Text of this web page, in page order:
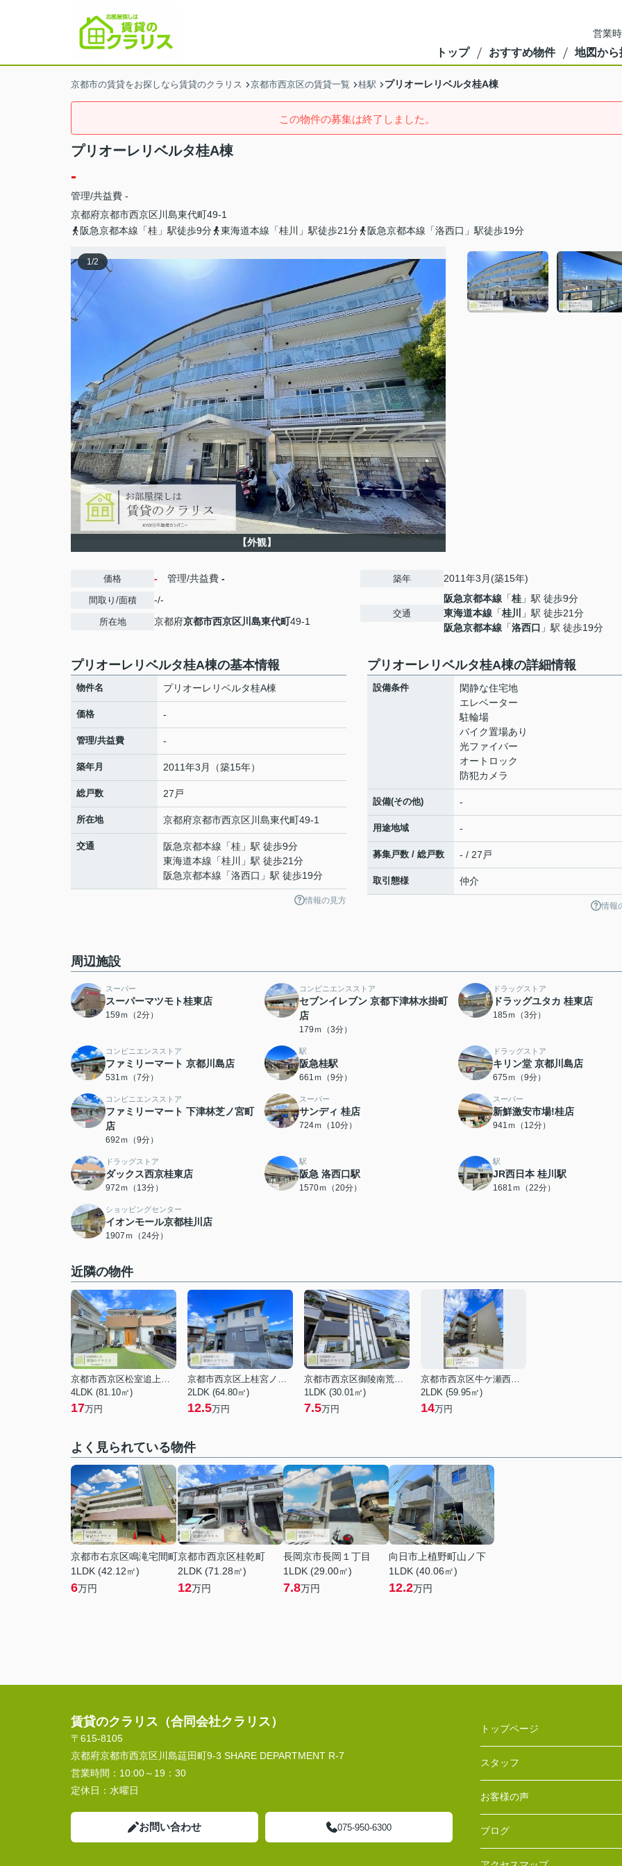
営業
トップ おすすめ物件 地図から
京都市の賃貸をお探しなら賃貸のクラリス 京都市西京区の賃貸一覧 桂駅 プリオーレリベルタ桂A棟
この物件の募集は終了しました。
プリオーレリベルタ桂A棟
-
管理/共益費 -
京都府京都市西京区川島東代町49-1
阪急京都本線「桂」駅徒歩9分
東海道本線「桂川」駅徒歩21分 阪急京都本線「洛西口」駅徒歩19分
1/2
【外観】
価格 - 管理/共益費 -
間取り/面積 -/-
所在地 京都府京都市西京区川島東代町49-1
築年 2011年3月(築15年)
交通
阪急京都本線 「桂 」駅 徒歩9分
東海道本線 「桂川
」駅 徒歩21分
阪急京都本線 「洛西口 」駅 徒歩19分
プリオーレリベルタ桂A棟の基本情報
物件名 プリオーレリベルタ桂A棟
価格 -
管理/共益費 -
築年月 2011年3月（築15年）
総戸数 27戸
所在地 京都府京都市西京区川島東代町49-1
交通 阪急京都本線 「桂 」駅 徒歩9分
東海道本線 「桂川
」駅 徒歩21分
阪急京都本線 「洛西口 」駅 徒歩19分
情報の見方
プリオーレリベルタ桂A棟の詳細情報
設備条件
閑静な住宅地
エレベーター
駐輪場
バイク置場あり
光ファイバー
オートロック
防犯カメラ
設備(その他) -
用途地域 -
募集戸数 / 総戸数 - / 27戸
取引態様 仲介
情報
周辺施設
スーパー
スーパーマツモト桂東店
159ｍ（2分）
コンビニエンスストア
セブンイレブン 京都下津林水掛町
店
179ｍ（3分）
ドラッグストア
ドラッグユタカ 桂東店
185ｍ（3分）
コンビニエンスストア
ファミリーマート 京都川島店
531ｍ（7分）
駅
阪急桂駅
661ｍ（9分）
ドラッグストア
キリン堂 京都川島店
675ｍ（9分）
コンビニエンスストア
ファミリーマート 下津林芝ノ宮町
店
692ｍ（9分）
スーパー
サンディ 桂店
724ｍ（10分）
スーパー
新鮮激安市場!桂店
941ｍ（12分）
ドラッグストア
ダックス西京桂東店
972ｍ（13分）
駅
阪急 洛西口駅
1570ｍ（20分）
駅
JR西日本 桂川駅
1681ｍ（22分）
ショッピングセンター
イオンモール京都桂川店
1907ｍ（24分）
近隣の物件
京都市西京区松室追上ゲ町
4LDK (81.10㎡)
17万円
京都市西京区上桂宮ノ後町
2LDK (64.80㎡)
12.5万円
京都市西京区御陵南荒木町
1LDK (30.01㎡)
7.5万円
京都市西京区牛ケ瀬西柿町
2LDK (59.95㎡)
14万円
よく見られている物件
京都市右京区鳴滝宅間町
1LDK (42.12㎡)
6万円
京都市西京区桂乾町
2LDK (71.28㎡)
12万円
長岡京市長岡１丁目
1LDK (29.00㎡)
7.8万円
向日市上植野町山ノ下
1LDK (40.06㎡)
12.2万円
賃貸のクラリス（合同会社クラリス）
〒615-8105
京都府京都市西京区川島莚田町9-3 SHARE DEPARTMENT R-7
営業時間： 10:00～19：30
定休日： 水曜日
お問い合わせ 075-950-6300
トップページ
スタッフ
お客様の声
ブログ